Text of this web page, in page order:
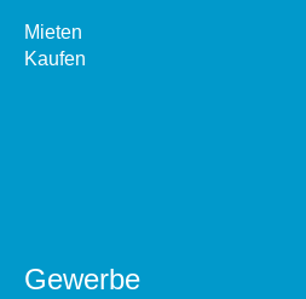
Mieten
Kaufen
Gewerbe